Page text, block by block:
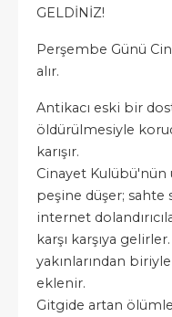
GELDİNİZ!
Perşembe Günü
alır.
Antikacı eski bir
öldürülmesiyle
karışır.
Cinayet Kulübü'nün
peşine düşer; sahte
internet
karşı karşıya
yakınlarından
eklenir.
Gitgide artan